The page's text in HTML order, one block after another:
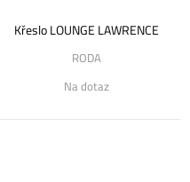
Křeslo LOUNGE LAWRENCE
RODA
Na dotaz